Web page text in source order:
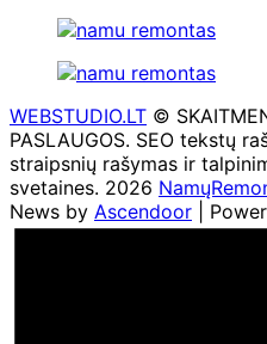
WEBSTUDIO.LT ©
PASLAUGOS. SEO tekstų
straipsnių rašymas ir
svetaines. 2026
News by Ascendoor |